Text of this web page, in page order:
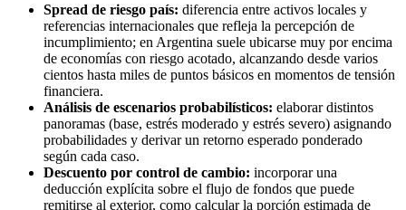
Spread de riesgo país: diferencia entre activos locales y
referencias internacionales que refleja la percepción de
incumplimiento; en Argentina suele ubicarse muy por encima
de economías con riesgo acotado, alcanzando desde varios
cientos hasta miles de puntos básicos en momentos de tensión
financiera.
Análisis de escenarios probabilísticos: elaborar distintos
panoramas (base, estrés moderado y estrés severo) asignando
probabilidades y derivar un retorno esperado ponderado
según cada caso.
Descuento por control de cambio: incorporar una
deducción explícita sobre el flujo de fondos que puede
remitirse al exterior, como calcular la porción estimada de